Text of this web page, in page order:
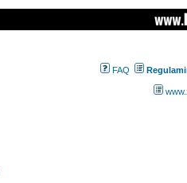
FAQ